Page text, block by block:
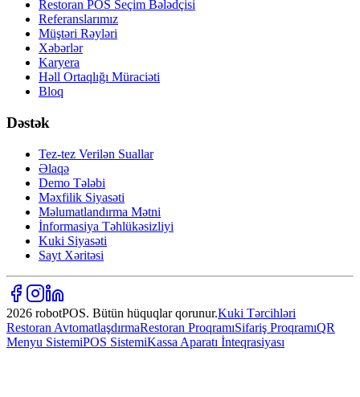
Restoran POS Seçim Bələdçisi
Referanslarımız
Müştəri Rəyləri
Xəbərlər
Karyera
Həll Ortaqlığı Müraciəti
Bloq
Dəstək
Tez-tez Verilən Suallar
Əlaqə
Demo Tələbi
Məxfilik Siyasəti
Məlumatlandırma Mətni
İnformasiya Təhlükəsizliyi
Kuki Siyasəti
Sayt Xəritəsi
2026 robotPOS. Bütün hüquqlar qorunur.Kuki Tərcihləri
Restoran AvtomatlaşdırmaRestoran ProqramıSifariş ProqramıQR
Menyu SistemiPOS SistemiKassa Aparatı İnteqrasiyası